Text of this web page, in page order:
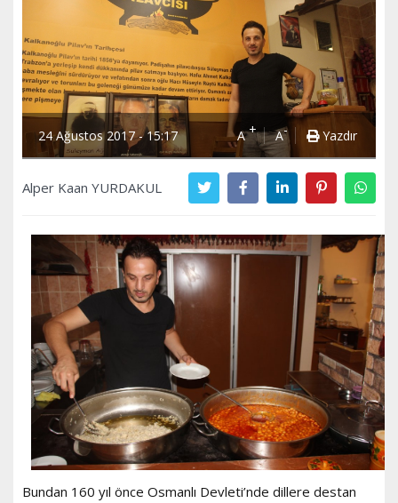
24 Ağustos 2017 - 15:17 A+ A- Yazdır
Alper Kaan YURDAKUL
Bundan 160 yıl önce Osmanlı Devleti’nde dillere destan